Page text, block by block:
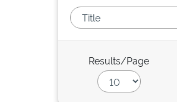
Results/Page